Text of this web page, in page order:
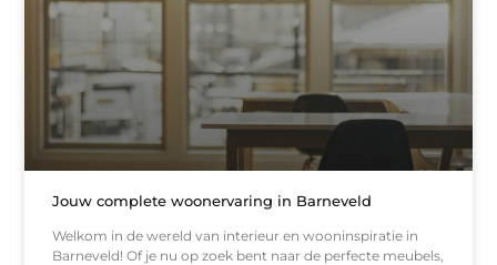
Jouw complete woonervaring in Barneveld
Welkom in de wereld van interieur en wooninspiratie in
Barneveld! Of je nu op zoek bent naar de perfecte meubels,